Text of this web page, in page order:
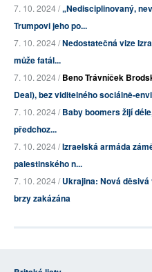
7. 10. 2024 /„Nedisciplinovaný,
Trumpovi jeho po...
7. 10. 2024 /Nedostatečná vize
může fatál...
7. 10. 2024 /Beno Trávníček
Deal), bez viditelného sociálně-
7. 10. 2024 /Baby boomers žijí
předchoz...
7. 10. 2024 /Izraelská armáda
palestinského n...
7. 10. 2024 /Ukrajina: Nová
brzy zakázána